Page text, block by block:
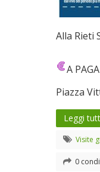
Alla Rieti
A
Piazza
Leggi
Visite
0